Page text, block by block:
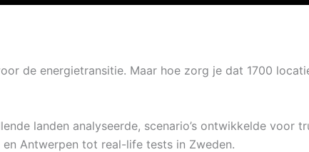
de energietransitie. Maar hoe zorg je dat 1700
landen analyseerde, scenario’s ontwikkelde voor
Antwerpen tot real-life tests in Zweden.